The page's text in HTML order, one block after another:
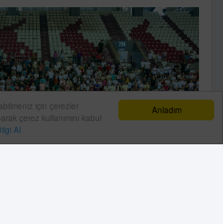
Anladım
için çerezler
çerez kullanımını kabul
Al